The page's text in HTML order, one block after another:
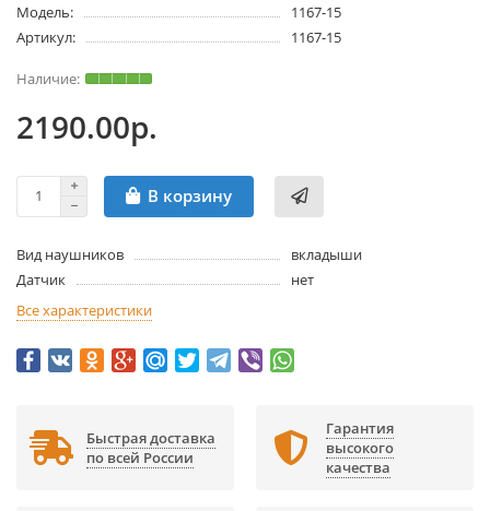
Модель:
1167-15
Артикул:
1167-15
2190.00р.
В корзину
Вид наушников
вкладыши
Датчик
нет
Все характеристики
Быстрая доставка
по всей России
Гарантия
высокого
качества